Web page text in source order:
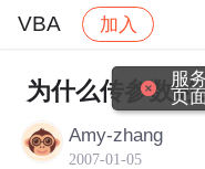
VBA 加入
社区 VBA 帖
为什么传参数时
Amy-zhang
2007-01-05
服
页